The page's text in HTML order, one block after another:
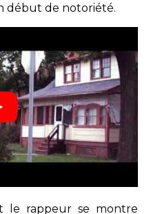
début de notoriété.
le rappeur se montre